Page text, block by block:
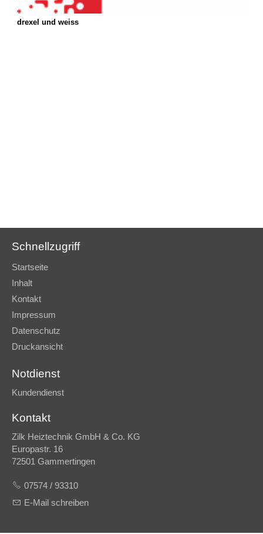
drexel und weiss
Schnellzugriff
Startseite
Inhalt
Kontakt
Impressum
Datenschutz
Druckansicht
Notdienst
Kundendienst
Kontakt
Zilk Heiztechnik GmbH & Co. KG
Europastr. 16
72501 Gammertingen
07574 / 93310
E-Mail schreiben